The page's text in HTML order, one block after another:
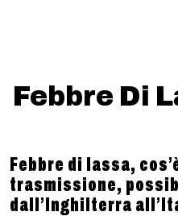
Febbre Di
Febbre di lassa,
trasmissione,
dall’Inghilterra